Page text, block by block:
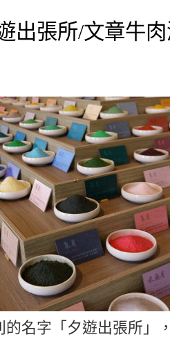
出張所/文章牛
的名字「夕遊出張所」